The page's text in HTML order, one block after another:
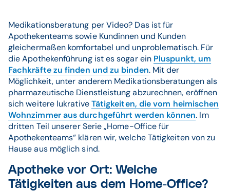
Medikationsberatung per Video? Das ist für
Apothekenteams sowie Kundinnen und Kunden
gleichermaßen komfortabel und unproblematisch. Für
die Apothekenführung ist es sogar ein Pluspunkt, um
Fachkräfte zu finden und zu binden. Mit der
Möglichkeit, unter anderem Medikationsberatungen als
pharmazeutische Dienstleistung abzurechnen, eröffnen
sich weitere lukrativeTätigkeiten, die vom heimischen
Wohnzimmer aus durchgeführt werden können. Im
dritten Teil unserer Serie „Home-Office für
Apothekenteams“ klären wir, welche Tätigkeiten von zu
Hause aus möglich sind.
Apotheke vor Ort: Welche
Tätigkeiten aus dem Home-Office?